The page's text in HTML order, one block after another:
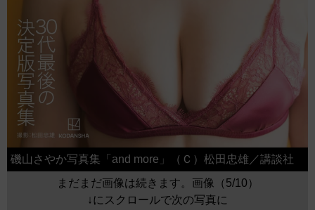
磯山さやか写真集「and more」（Ｃ）松田忠雄／講談社
まだまだ画像は続きます。画像（5/10）
↓にスクロールで次の写真に